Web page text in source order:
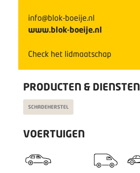
info@blok-boeije.nl
www.blok-boeije.nl
Check het lidmaatschap
PRODUCTEN & DIENSTEN
SCHADEHERSTEL
VOERTUIGEN